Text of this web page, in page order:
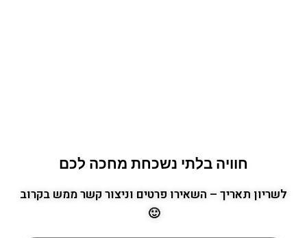
חוויה בלתי נשכחת מחכה לכם
לשריון תאריך – השאירו פרטים וניצור קשר ממש בקרוב
🙂